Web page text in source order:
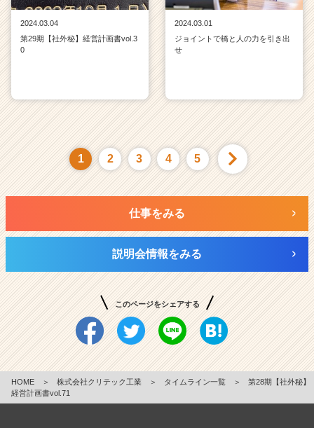
2024.03.04
第29期【社外秘】経営計画書vol.3
0
2024.03.01
ジョイントで橋と人の力を引き出
せ
1 2 3 4 5
仕事をみる
説明会情報をみる
このページをシェアする
HOME ＞ 株式会社クリテック工業 ＞ タイムライン一覧 ＞
第28期【社外秘】
経営計画書vol.71